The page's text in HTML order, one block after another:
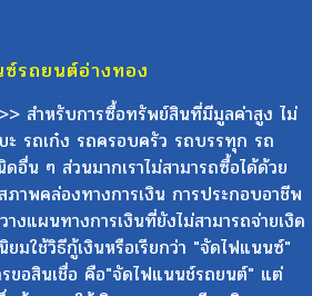
ซ์รถยนต์อ่างทอง
>> สำหรับการซื้อทรัพย์สินที่มีมูลค่าสูง ไม่
ะ รถเก๋ง รถครอบครัว รถบรรทุก รถ
อื่น ๆ ส่วนมากเราไม่สามารถซื้อได้ด้วย
ภาพคล่องทางการเงิน การประกอบอาชีพ
งแผนทางการเงินที่ยังไม่สามารถจ่ายเงิด
ยมใช้วิธีกู้เงินหรือเรียกว่า "จัดไฟแนนซ์"
ขอสินเชื่อ คือ"จัดไฟแนนช์รถยนต์" แต่